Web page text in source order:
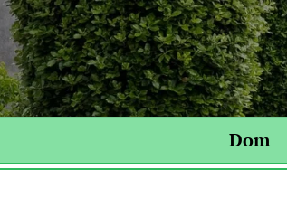
Skip
to
content
Dom